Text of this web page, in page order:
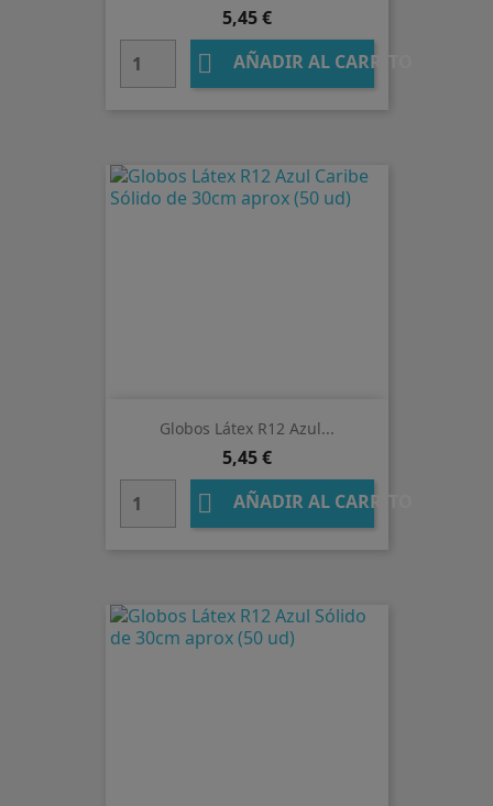
Precio
5,45 €
 AÑADIR AL CARRITO
Globos Látex R12 Azul...
Precio
5,45 €
 AÑADIR AL CARRITO